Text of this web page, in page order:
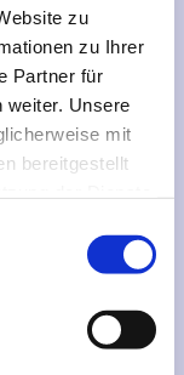
zu
zu Ihrer
Partner für
weiter. Unsere
mit
bereitgestellt
© pixabay.com